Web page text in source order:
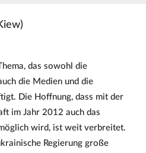
das sowohl die
die Medien und die
Die Hoffnung, dass mit der
im Jahr 2012 auch das
wird, ist weit verbreitet.
Regierung große